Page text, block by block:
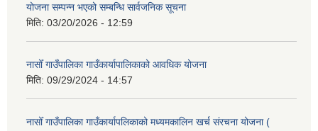
योजना सम्पन्न भएको सम्बन्धि सार्वजनिक सूचना
मिति: 03/20/2026 - 12:59
नासोँ गाउँपालिका गाउँकार्यापालिकाको आवधिक योजना
मिति: 09/29/2024 - 14:57
नासोँ गाउँपालिका गाउँकार्यापलिकाको मध्यमकालिन खर्च संरचना योजना (